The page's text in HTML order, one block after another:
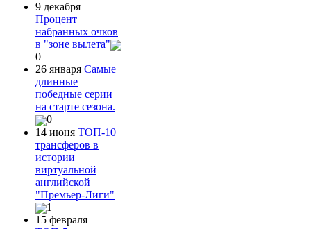
9 декабря
Процент
набранных очков
в "зоне вылета"
0
26 января Самые
длинные
победные серии
на старте сезона.
0
14 июня ТОП-10
трансферов в
истории
виртуальной
английской
"Премьер-Лиги"
1
15 февраля